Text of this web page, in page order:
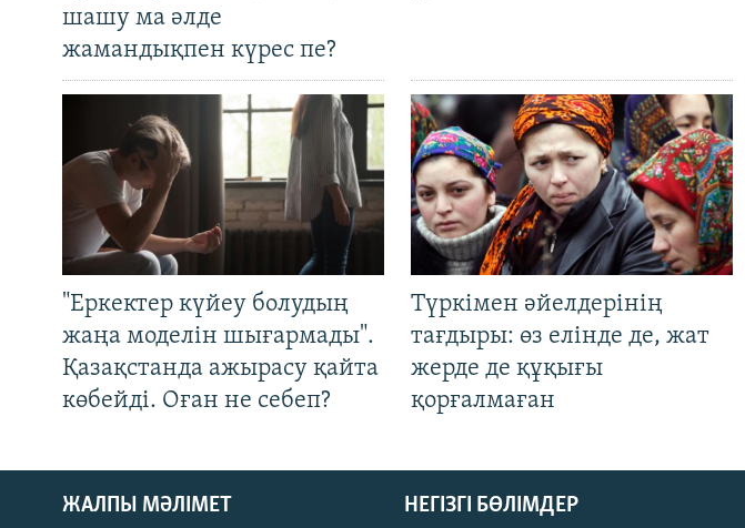
шашу ма әлде
жамандықпен күрес пе?
"Еркектер күйеу болудың
жаңа моделін шығармады".
Қазақстанда ажырасу қайта
көбейді. Оған не себеп?
Түркімен әйелдерінің
тағдыры: өз елінде де, жат
жерде де құқығы
қорғалмаған
ЖАЛПЫ МӘЛІМЕТ НЕГІЗГІ БӨЛІМДЕР